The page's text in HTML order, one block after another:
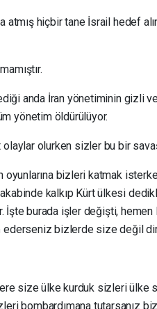
atmış hiçbir tane İsrail hedef
anda İran yönetiminin gizli
yönetim öldürülüyor.
olurken sizler bu bir
oyunlarına bizleri katmak
kalkıp Kürt ülkesi
İşte burada işler değişti,
ederseniz bizlerde size değil
size ülke kurduk sizleri ülke
bombardımana tutarsanız